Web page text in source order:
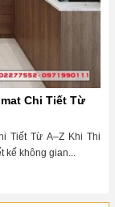
Chi Tiết Từ
Tiết Từ A–Z Khi Thi
không gian...